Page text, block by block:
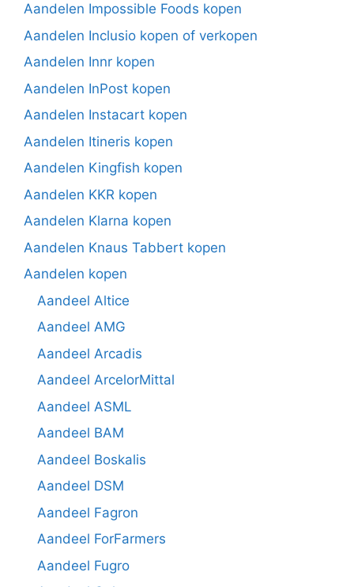
Aandelen Impossible Foods kopen
Aandelen Inclusio kopen of verkopen
Aandelen Innr kopen
Aandelen InPost kopen
Aandelen Instacart kopen
Aandelen Itineris kopen
Aandelen Kingfish kopen
Aandelen KKR kopen
Aandelen Klarna kopen
Aandelen Knaus Tabbert kopen
Aandelen kopen
Aandeel Altice
Aandeel AMG
Aandeel Arcadis
Aandeel ArcelorMittal
Aandeel ASML
Aandeel BAM
Aandeel Boskalis
Aandeel DSM
Aandeel Fagron
Aandeel ForFarmers
Aandeel Fugro